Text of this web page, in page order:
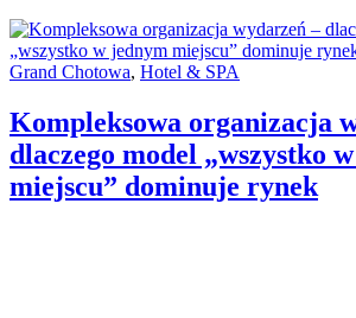
Categories:
Grand Chotowa, Hotel & SPA
Kompleksowa organizacja
dlaczego model „wszystko
miejscu” dominuje rynek